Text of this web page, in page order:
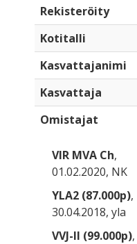
Rekisteröity
Kotitalli
Kasvattajanimi
Kasvattaja
Omistajat
VIR MVA Ch,
01.02.2020, NK
YLA2 (87.000p),
30.04.2018, yla
VVJ-II (99.000p),